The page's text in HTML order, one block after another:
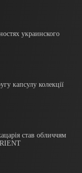
украинского
капсулу колекції
став обличчям